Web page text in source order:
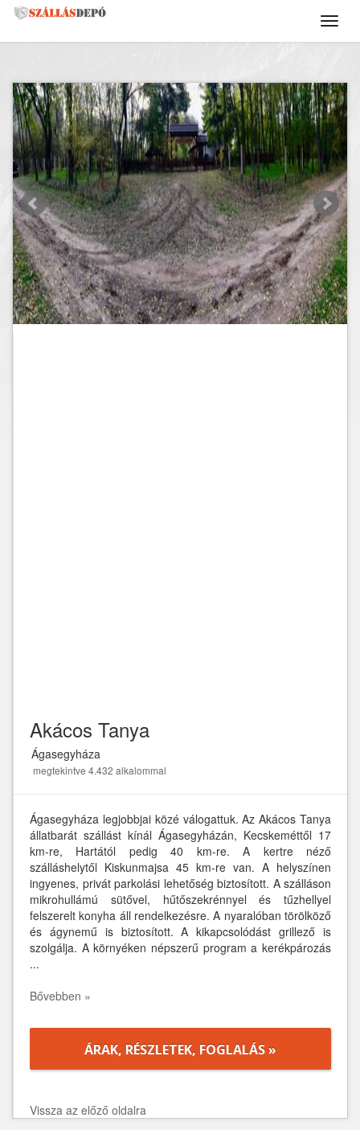
Akácos Tanya
Ágasegyháza
megtekintve 4.432 alkalommal
Ágasegyháza legjobbjai közé válogattuk. Az Akácos Tanya
állatbarát szállást kínál Ágasegyházán, Kecskeméttől 17
km-re, Hartától pedig 40 km-re. A kertre néző
szálláshelytől Kiskunmajsa 45 km-re van. A helyszínen
ingyenes, privát parkolási lehetőség biztosított. A szálláson
mikrohullámú sütővel, hűtőszekrénnyel és tűzhellyel
felszerelt konyha áll rendelkezésre. A nyaralóban törölköző
és ágynemű is biztosított. A kikapcsolódást grillező is
szolgálja. A környéken népszerű program a kerékpározás
...
Bővebben »
ÁRAK, RÉSZLETEK, FOGLALÁS »
Vissza az előző oldalra